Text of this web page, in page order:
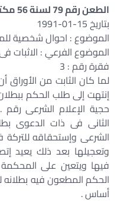
الطعن رقم 79 لسنة 56 مكتب فنى 42 صفحة رقم 212
بتاريخ 15-01-1991
الموضوع : احوال شخصية
الموضوع الفرعي : الاثبات
فقرة رقم : 3
لما كان الثابت من
إنتهت إلى طلب الحكم
حجية الإعلام الشرعى
الثانى فى ذات الدعوى
الشرعى وإستحقاقه
وتعجيلها بعد ذلك يعيد
فيها ويتعين على
الحكم المطعون فيه
أساس .